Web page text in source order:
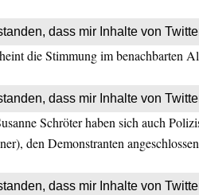
dass mir Inhalte von
die Stimmung im benachbarten
dass mir Inhalte von
Schröter haben sich auch
den Demonstranten
dass mir Inhalte von